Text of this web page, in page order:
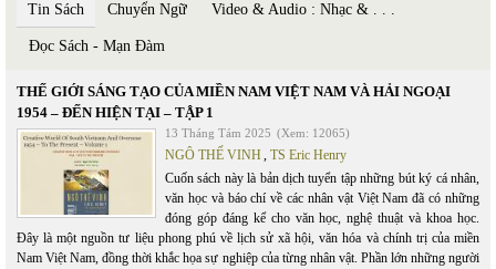
Tin Sách Chuyển Ngữ Video & Audio : Nhạc & . . .
Đọc Sách - Mạn Đàm
THẾ GIỚI SÁNG TẠO CỦA MIỀN NAM VIỆT NAM VÀ HẢI NGOẠI
1954 – ĐẾN HIỆN TẠI – TẬP 1
13 Tháng Tám 2025 (Xem: 12065)
NGÔ THẾ VINH, TS Eric Henry
Cuốn sách này là bản dịch tuyển tập những bút ký cá nhân,
văn học và báo chí về các nhân vật Việt Nam đã có những
đóng góp đáng kể cho văn học, nghệ thuật và khoa học.
Đây là một nguồn tư liệu phong phú về lịch sử xã hội, văn hóa và chính trị của miền
Nam Việt Nam, đồng thời khắc họa sự nghiệp của từng nhân vật. Phần lớn những người